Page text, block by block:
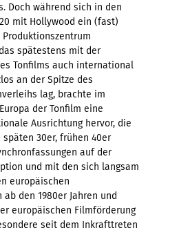
Doch während sich in den
mit Hollywood ein (fast)
spätestens mit der
Tonfilms auch international
an der Spitze des
lag, brachte im
der Tonfilm eine
Ausrichtung hervor, die
30er, frühen 40er
auf der
und mit den sich langsam
europäischen
den 1980er Jahren und
europäischen Filmförderung
seit dem Inkrafttreten